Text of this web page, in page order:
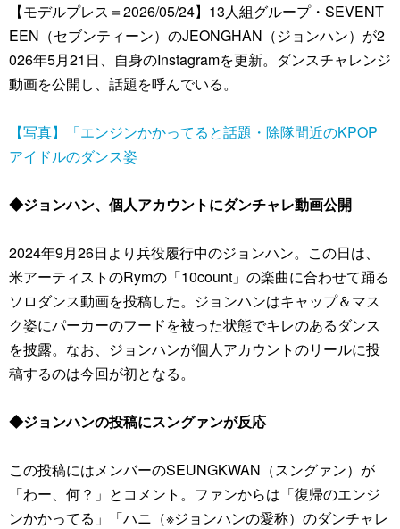
【モデルプレス＝2026/05/24】13人組グループ・SEVENT
EEN（セブンティーン）のJEONGHAN（ジョンハン）が2
026年5月21日、自身のInstagramを更新。ダンスチャレンジ
動画を公開し、話題を呼んでいる。
【写真】「エンジンかかってると話題・除隊間近のKPOP
アイドルのダンス姿
◆ジョンハン、個人アカウントにダンチャレ動画公開
2024年9月26日より兵役履行中のジョンハン。この日は、
米アーティストのRymの「10count」の楽曲に合わせて踊る
ソロダンス動画を投稿した。ジョンハンはキャップ＆マス
ク姿にパーカーのフードを被った状態でキレのあるダンス
を披露。なお、ジョンハンが個人アカウントのリールに投
稿するのは今回が初となる。
◆ジョンハンの投稿にスングァンが反応
この投稿にはメンバーのSEUNGKWAN（スングァン）が
「わー、何？」とコメント。ファンからは「復帰のエンジ
ンかかってる」「ハニ（※ジョンハンの愛称）のダンチャレ